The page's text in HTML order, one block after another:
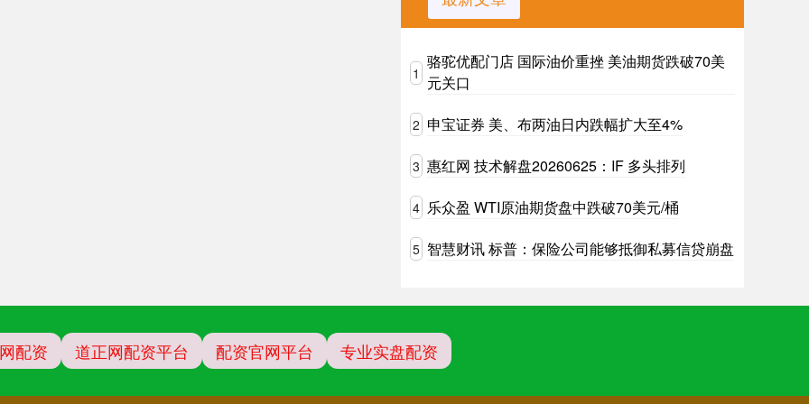
1
骆驼优配门店 国际油价重挫 美油期货跌破70美
元关口
2 申宝证券 美、布两油日内跌幅扩大至4%
3 惠红网 技术解盘20260625：IF 多头排列
4 乐众盈 WTI原油期货盘中跌破70美元/桶
5 智慧财讯 标普：保险公司能够抵御私募信贷崩盘
配资 道正网配资平台 配资官网平台 专业实盘配资